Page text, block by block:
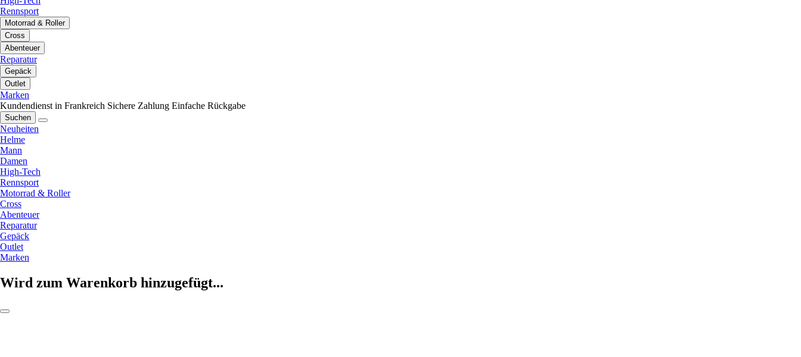
Rennsport
Motorrad & Roller
Cross
Abenteuer
Reparatur
Gepäck
Outlet
Marken
Kundendienst in Frankreich Sichere Zahlung Einfache Rückgabe
Suchen
Neuheiten
Helme
Mann
Damen
High-Tech
Rennsport
Motorrad & Roller
Cross
Abenteuer
Reparatur
Gepäck
Outlet
Marken
Wird zum Warenkorb hinzugefügt...